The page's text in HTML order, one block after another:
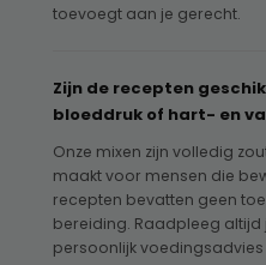
toevoegt aan je gerecht.
Zijn de recepten
bloeddruk of hart- en
Onze mixen zijn volledig
maakt voor mensen die
recepten bevatten geen
bereiding. Raadpleeg altijd
persoonlijk